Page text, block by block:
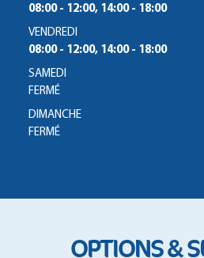
08:00 - 12:00, 14:00 - 18:00
VENDREDI
08:00 - 12:00, 14:00 - 18:00
SAMEDI
FERMÉ
DIMANCHE
FERMÉ
OPTIONS &